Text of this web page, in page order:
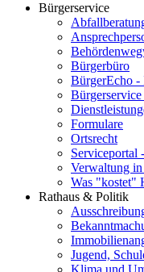
Bürgerservice
Bürgerbüro
BürgerEcho -
Formulare
Ortsrecht
Serviceportal
Verwaltung
Was "kostet"
Rathaus & Politik
Jugend,
Klima und